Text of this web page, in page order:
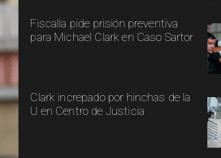
Fiscalía pide prisión preventiva
para Michael Clark en Caso Sartor
Clark increpado por hinchas de la
U en Centro de Justicia